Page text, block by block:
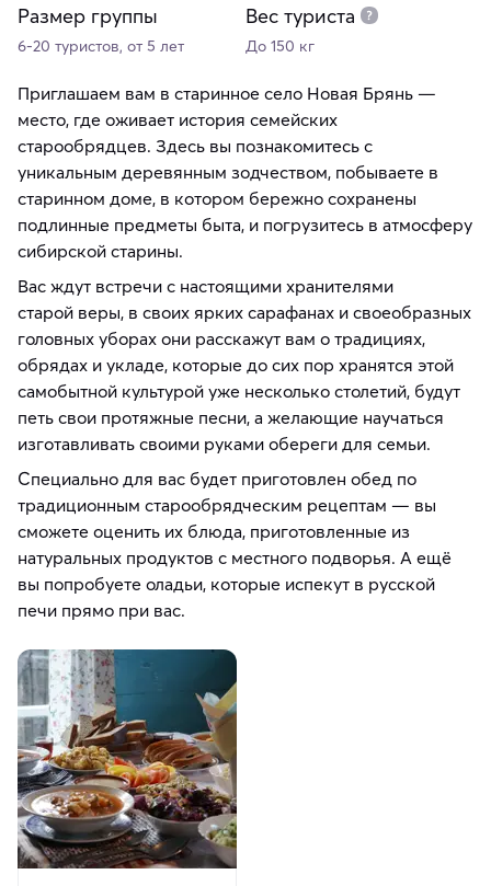
Размер группы
6-20 туристов, от 5 лет
Вес туриста
До 150 кг
Приглашаем вам в старинное село Новая Брянь —
место, где оживает история семейских
старообрядцев. Здесь вы познакомитесь с
уникальным деревянным зодчеством, побываете в
старинном доме, в котором бережно сохранены
подлинные предметы быта, и погрузитесь в атмосферу
сибирской старины.
Вас ждут встречи с настоящими хранителями
старой веры, в своих ярких сарафанах и своеобразных
головных уборах они расскажут вам о традициях,
обрядах и укладе, которые до сих пор хранятся этой
самобытной культурой уже несколько столетий, будут
петь свои протяжные песни, а желающие научаться
изготавливать своими руками обереги для семьи.
Специально для вас будет приготовлен обед по
традиционным старообрядческим рецептам — вы
сможете оценить их блюда, приготовленные из
натуральных продуктов с местного подворья. А ещё
вы попробуете оладьи, которые испекут в русской
печи прямо при вас.